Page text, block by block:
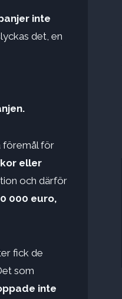
inte
det, en
föremål för
eller
och därför
000 euro,
fick de
som
inte